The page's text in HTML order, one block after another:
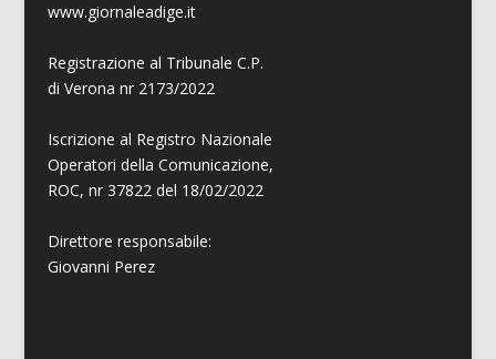
www.giornaleadige.it
Registrazione al Tribunale C.P.
di Verona nr 2173/2022
Iscrizione al Registro Nazionale
Operatori della Comunicazione,
ROC, nr 37822 del 18/02/2022
Direttore responsabile:
Giovanni Perez